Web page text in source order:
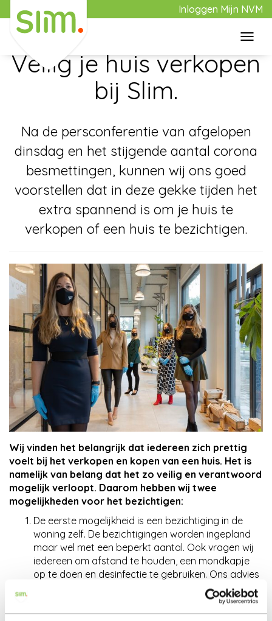
Inloggen Mijn NVM
Home
Aankoop
Verkoop
Over Slim
Nieuws
Contact
Veilig je huis verkopen
bij Slim.
Na de persconferentie van afgelopen
dinsdag en het stijgende aantal corona
besmettingen, kunnen wij ons goed
voorstellen dat in deze gekke tijden het
extra spannend is om je huis te
verkopen of een huis te bezichtigen.
Wij vinden het belangrijk dat iedereen zich prettig
voelt bij het verkopen en kopen van een huis. Het is
namelijk van belang dat het zo veilig en verantwoord
mogelijk verloopt. Daarom hebben wij twee
mogelijkheden voor het bezichtigen:
De eerste mogelijkheid is een bezichtiging in de
woning zelf. De bezichtigingen worden ingepland
maar wel met een beperkt aantal. Ook vragen wij
iedereen om afstand te houden, een mondkapje
op te doen en desinfectie te gebruiken. Ons advies
Ook kun je bij ons vanuit je eigen veilige omgeving
bezichtigen, namelijk door middel van een